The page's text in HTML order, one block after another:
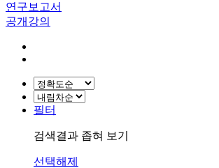
연구보고서
공개강의
필터
검색결과 좁혀 보기
선택해제